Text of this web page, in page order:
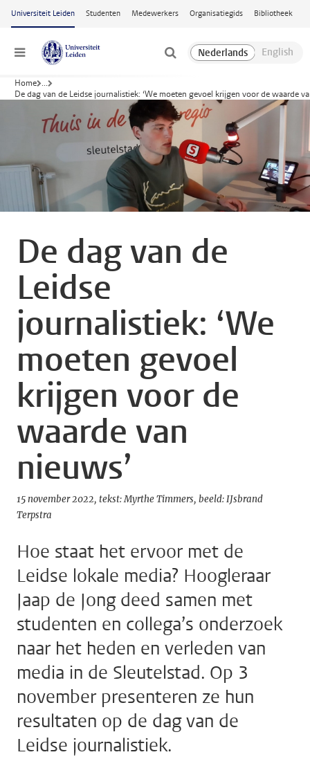
Ga naar hoofdinhoud
Universiteit Leiden Studenten Medewerkers Organisatiegids Bibliotheek
Menu
Home ...
De dag van de Leidse journalistiek: ‘We moeten gevoel krijgen voor de waarde
De dag van de
Leidse
journalistiek: ‘We
moeten gevoel
krijgen voor de
waarde van
nieuws’
15 november 2022 tekst: Myrthe Timmers beeld: IJsbrand
Terpstra
Hoe staat het ervoor met de
Leidse lokale media? Hoogleraar
Jaap de Jong deed samen met
studenten en collega’s onderzoek
naar het heden en verleden van
media in de Sleutelstad. Op 3
november presenteren ze hun
resultaten op de dag van de
Leidse journalistiek.